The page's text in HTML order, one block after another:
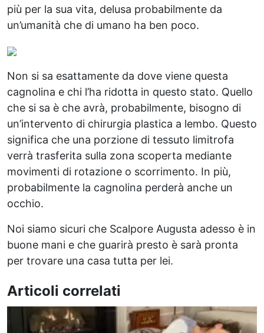
più per la sua vita, delusa probabilmente da
un’umanità che di umano ha ben poco.
Non si sa esattamente da dove viene questa
cagnolina e chi l’ha ridotta in questo stato. Quello
che si sa è che avrà, probabilmente, bisogno di
un’intervento di chirurgia plastica a lembo. Questo
significa che una porzione di tessuto limitrofa
verrà trasferita sulla zona scoperta mediante
movimenti di rotazione o scorrimento. In più,
probabilmente la cagnolina perderà anche un
occhio.
Noi siamo sicuri che Scalpore Augusta adesso è in
buone mani e che guarirà presto è sarà pronta
per trovare una casa tutta per lei.
Articoli correlati